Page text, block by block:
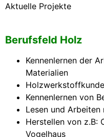
Aktuelle Projekte
Berufsfeld Holz
Kennenlernen der
Materialien
Holzwerkstoffkunde
Kennenlernen von
Lesen und Arbeiten
Herstellen von z.B:
Vogelhaus